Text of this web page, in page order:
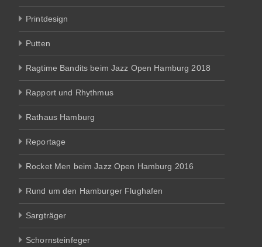
Printdesign
Putten
Ragtime Bandits beim Jazz Open Hamburg 2018
Rapport und Rhythmus
Rathaus Hamburg
Reportage
Rocket Men beim Jazz Open Hamburg 2016
Rund um den Hamburger Flughafen
Sargträger
Schornsteinfeger